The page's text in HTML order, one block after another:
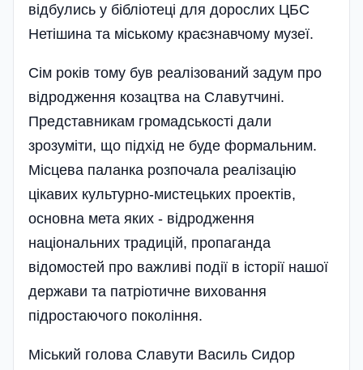
відбулись у бібліотеці для дорослих ЦБС
Нетішина та міському краєзнавчому музеї.
Сім років тому був реалізований задум про
відродження козацтва на Славутчині.
Представникам громадськості дали
зрозуміти, що підхід не буде формальним.
Місцева паланка розпочала реалізацію
цікавих культурно-мистецьких проектів,
основна мета яких - відродження
національних традицій, пропаганда
відомостей про важливі події в історії нашої
держави та патріотичне виховання
підростаючого покоління.
Міський голова Славути Василь Сидор